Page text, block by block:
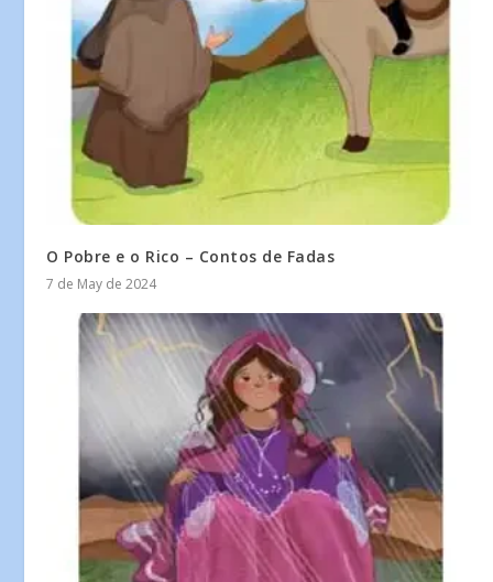
O Pobre e o Rico – Contos de Fadas
7 de May de 2024